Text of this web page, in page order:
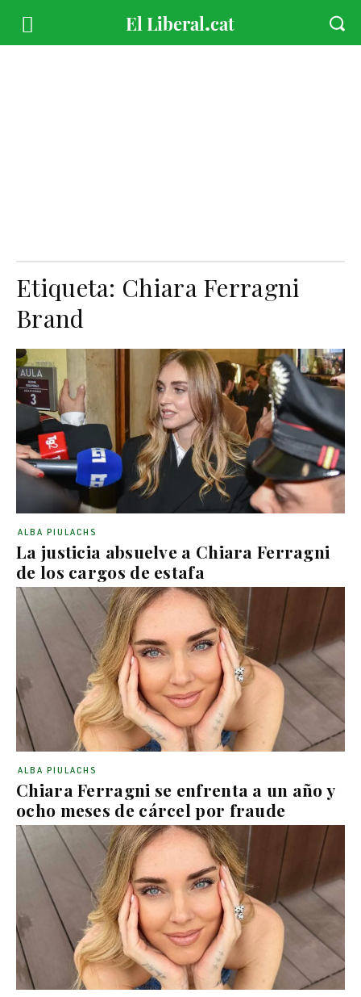
Etiqueta: Chiara Ferragni
Brand
La justicia absuelve a Chiara Ferragni
de los cargos de estafa
ALBA PIULACHS
Chiara Ferragni se enfrenta a un año y
ocho meses de cárcel por fraude
ALBA PIULACHS